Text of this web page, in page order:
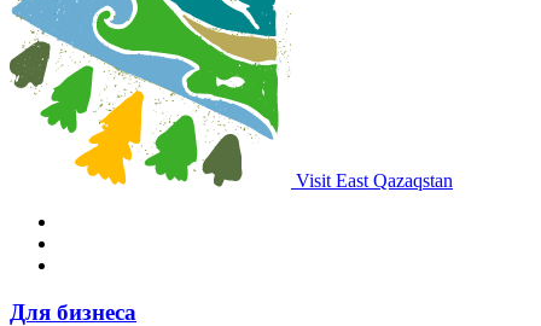
Visit East Qazaqstan
Для бизнеса